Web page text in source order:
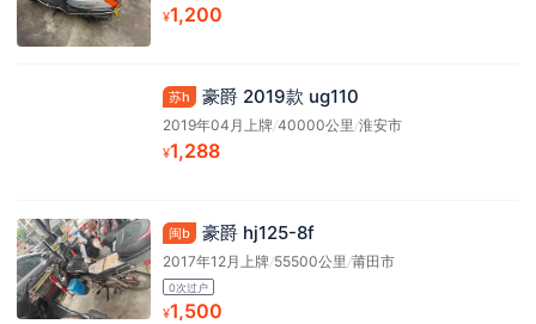
¥1,200
苏h 豪爵 2019款 ug110
2019年04月上牌/40000公里 /淮安市
¥1,288
闽b 豪爵 hj125-8f
2017年12月上牌/55500公里 /莆田市
0次过户
¥1,500